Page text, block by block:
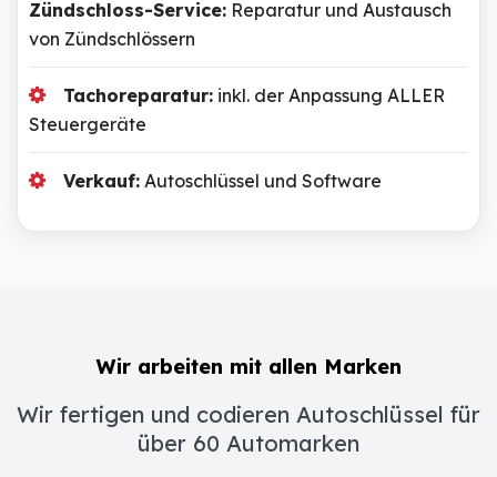
Zündschloss-Service: Reparatur und Austausch
von Zündschlössern
Tachoreparatur: inkl. der Anpassung ALLER
Steuergeräte
Verkauf: Autoschlüssel und Software
Wir arbeiten mit allen Marken
Wir fertigen und codieren Autoschlüssel für
über 60 Automarken